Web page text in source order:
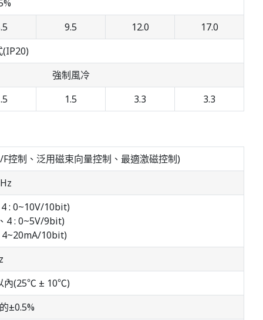
9.5 12.0
17.0
(IP20)
強制風冷
1.5 3.3 3.3
控制、泛用磁束向量控制、最適激磁控制)
: 0~10V/10bit)
4 : 0~5V/9bit)
4~20mA/10bit)
內(25℃ ± 10℃)
±0.5%